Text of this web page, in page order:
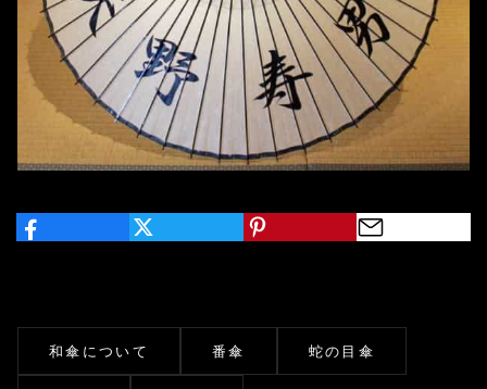
和傘について 番傘 蛇の目傘